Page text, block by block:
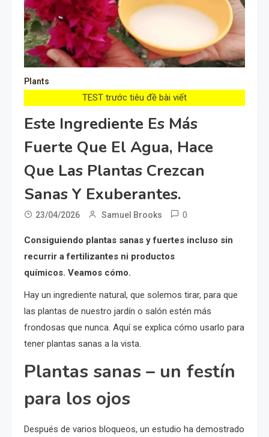
Plants
TEST trước tiêu đề bài viết
Este Ingrediente Es Más
Fuerte Que El Agua, Hace
Que Las Plantas Crezcan
Sanas Y Exuberantes.
23/04/2026 Samuel Brooks 0
Consiguiendo plantas sanas y fuertes incluso sin
recurrir a fertilizantes ni productos
químicos. Veamos cómo.
Hay un ingrediente natural, que solemos tirar, para que
las plantas de nuestro jardín o salón estén más
frondosas que nunca. Aquí se explica cómo usarlo para
tener plantas sanas a la vista.
Plantas sanas – un festín
para los ojos
Después de varios bloqueos, un estudio ha demostrado